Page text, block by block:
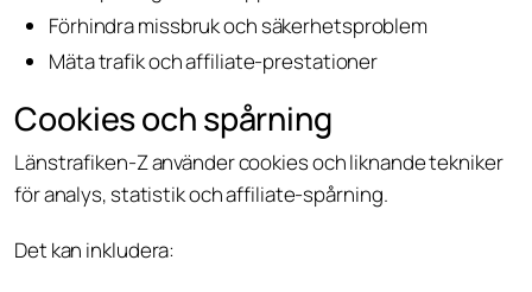
Förhindra missbruk och säkerhetsproblem
Mäta trafik och affiliate-prestationer
Cookies och spårning
Länstrafiken-Z använder cookies och liknande tekniker
för analys, statistik och affiliate-spårning.
Det kan inkludera: